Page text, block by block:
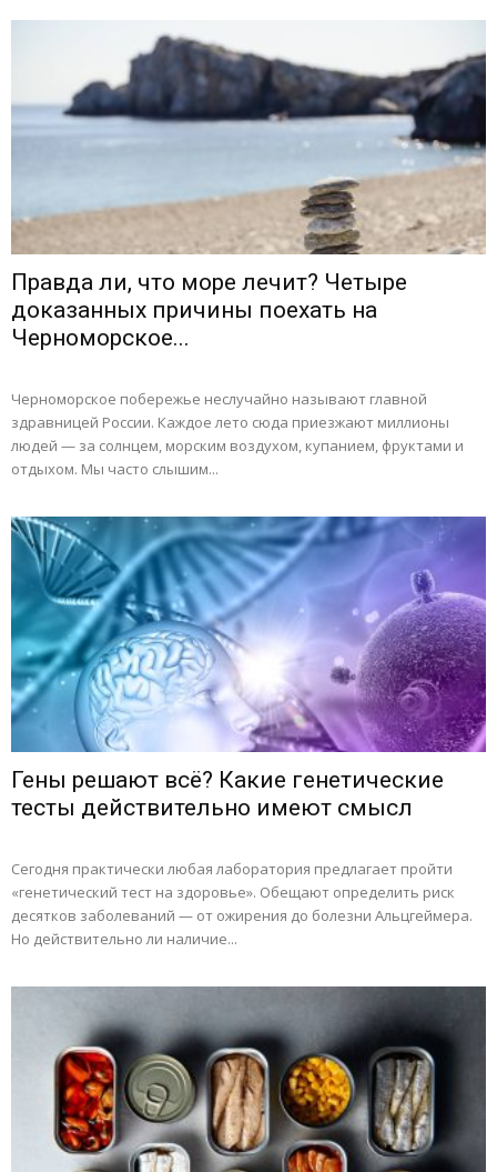
Правда ли, что море лечит? Четыре
доказанных причины поехать на
Черноморское...
Черноморское побережье неслучайно называют главной
здравницей России. Каждое лето сюда приезжают миллионы
людей — за солнцем, морским воздухом, купанием, фруктами и
отдыхом. Мы часто слышим...
Гены решают всё? Какие генетические
тесты действительно имеют смысл
Сегодня практически любая лаборатория предлагает пройти
«генетический тест на здоровье». Обещают определить риск
десятков заболеваний — от ожирения до болезни Альцгеймера.
Но действительно ли наличие...